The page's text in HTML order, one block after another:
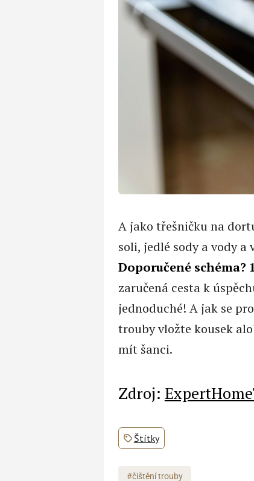
A jako třešničku na
soli, jedlé sody a vody
Doporučené
zaručená cesta k
jednoduché! A jak se
trouby vložte kousek
mít šanci.
Zdroj:
Štítky
#čištění trouby